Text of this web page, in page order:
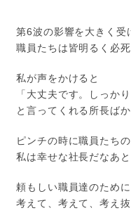
第6波の影響を大きく受
職員たちは皆明るく必
私が声をかけると
「大丈夫です。しっか
と言ってくれる所長ばか
ピンチの時に職員たち
私は幸せな社長だなあ
頼もしい職員達のため
考えて、考えて、考え